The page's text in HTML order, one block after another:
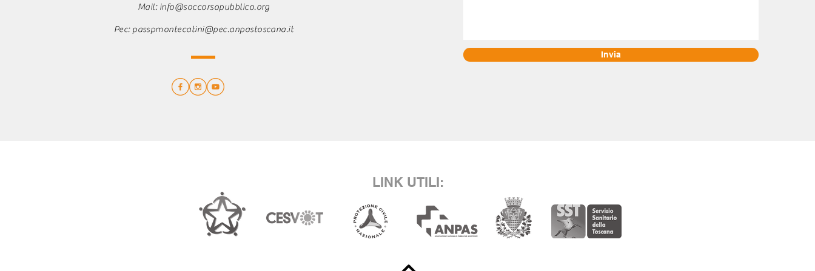
Mail: info@soccorsopubblico.org
Pec: passpmontecatini@pec.anpastoscana.it
Invia
LINK UTILI: